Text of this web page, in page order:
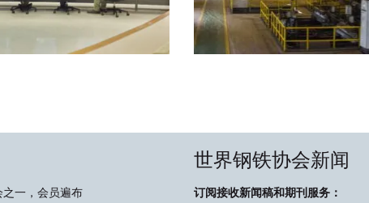
一，会员遍布
世界钢铁协会新闻
订阅接收新闻稿和期刊服务：